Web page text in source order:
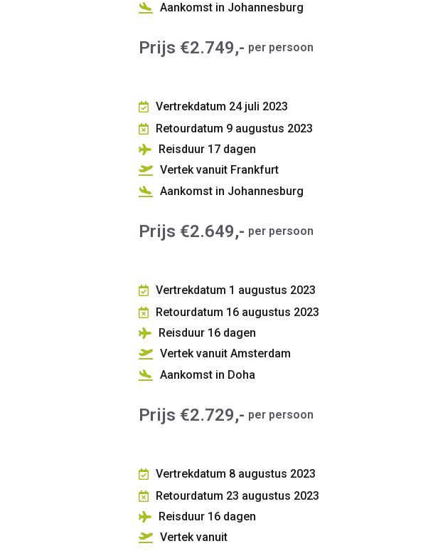
Aankomst in Johannesburg
Prijs €2.749,- per persoon
Vertrekdatum 24 juli 2023
Retourdatum 9 augustus 2023
Reisduur 17dagen
Vertek vanuit Frankfurt
Aankomst in Johannesburg
Prijs €2.649,- per persoon
Vertrekdatum 1 augustus 2023
Retourdatum 16 augustus 2023
Reisduur 16dagen
Vertek vanuit Amsterdam
Aankomst in Doha
Prijs €2.729,- per persoon
Vertrekdatum 8 augustus 2023
Retourdatum 23 augustus 2023
Reisduur 16dagen
Vertek vanuit